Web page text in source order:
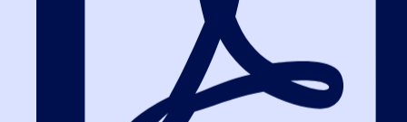
Практическая ценность для
Для предпринимателей и поставщиков обучение тонкостям
подачи жалоб — это не абстрактная теория, а конкретный рычаг
защиты бизнес-интересов. Грамотно составленная претензия